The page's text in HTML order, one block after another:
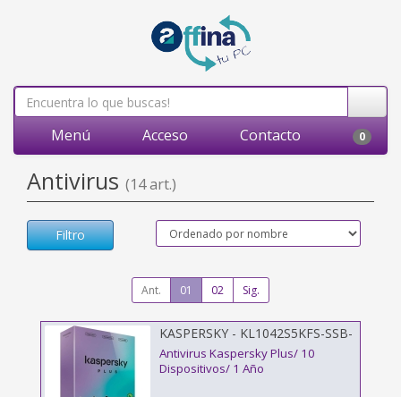
Menú Acceso Contacto 0
Antivirus (14 art.)
Filtro
Ant. 01 02 Sig.
KASPERSKY - KL1042S5KFS-SSB-
ES
Antivirus Kaspersky Plus/ 10
Dispositivos/ 1 Año